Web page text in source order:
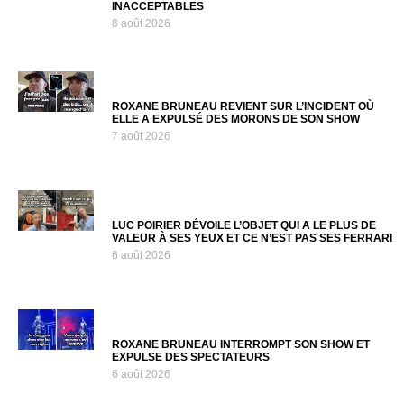
INACCEPTABLES
8 août 2026
ROXANE BRUNEAU REVIENT SUR L’INCIDENT OÙ
ELLE A EXPULSÉ DES MORONS DE SON SHOW
7 août 2026
LUC POIRIER DÉVOILE L’OBJET QUI A LE PLUS DE
VALEUR À SES YEUX ET CE N’EST PAS SES FERRARI
6 août 2026
ROXANE BRUNEAU INTERROMPT SON SHOW ET
EXPULSE DES SPECTATEURS
6 août 2026